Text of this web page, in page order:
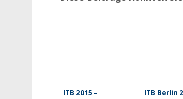
ITB 2015 –
ITB Berlin